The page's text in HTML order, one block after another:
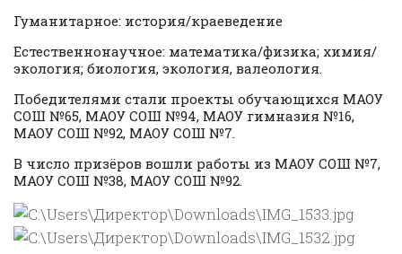
Гуманитарное: история/краеведение
Естественнонаучное: математика/физика; химия/
экология; биология, экология, валеология.
Победителями стали проекты обучающихся МАОУ
СОШ №65, МАОУ СОШ №94, МАОУ гимназия №16,
МАОУ СОШ №92, МАОУ СОШ №7.
В число призёров вошли работы из МАОУ СОШ №7,
МАОУ СОШ №38, МАОУ СОШ №92.